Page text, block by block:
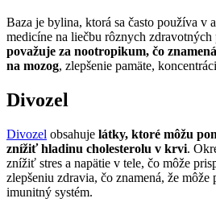
Baza je bylina, ktorá sa často používa v
medicíne na liečbu rôznych zdravotných
považuje za nootropikum, čo
na mozog, zlepšenie pamäte,
Divozel
Divozel obsahuje látky, ktoré môžu
znížiť hladinu cholesterolu v krvi.
znížiť stres a napätie v tele, čo môže
zlepšeniu zdravia, čo znamená, že
imunitný systém.